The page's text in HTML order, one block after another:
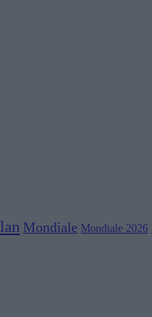
Mondiale Mondiale 2026